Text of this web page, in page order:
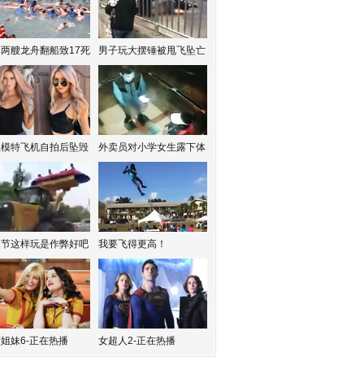
艘龙舟翻船致17死 男子玩大摆锤被甩飞坠亡
特飞机自拍后坠毁 外卖员对小学女生露下体
这样玩是作弊好吧 我要飞得更高！
妹6-正在热播 女超人2-正在热播